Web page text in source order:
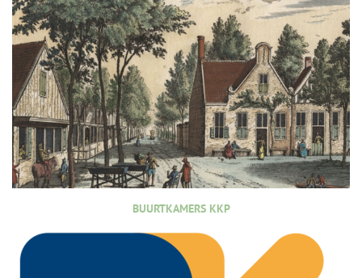
BUURTKAMERS KKP